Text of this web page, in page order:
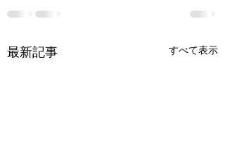
最新記事 すべて表示